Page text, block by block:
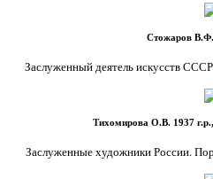
Стожаров В.Ф.
Заслуженный деятель искусств
Тихомирова О.В. 1937
Заслуженные художники России.